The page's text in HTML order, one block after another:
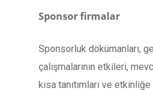
Sponsor firmalar
Sponsorluk dökümanları,
çalışmalarının etkileri,
kısa tanıtımları ve